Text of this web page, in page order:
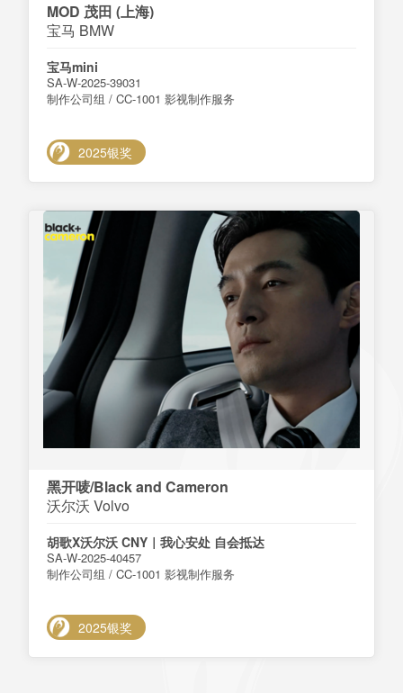
MOD 茂田 (上海)
宝马 BMW
宝马mini
SA-W-2025-39031
制作公司组 / CC-1001 影视制作服务
2025银奖
黑开唛/Black and Cameron
沃尔沃 Volvo
胡歌X沃尔沃 CNY｜我心安处 自会抵达
SA-W-2025-40457
制作公司组 / CC-1001 影视制作服务
2025银奖